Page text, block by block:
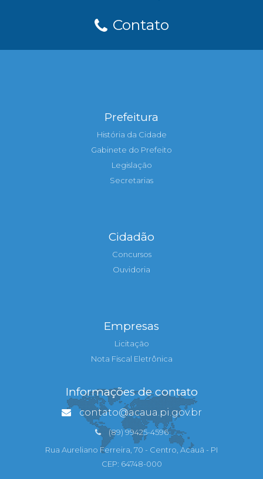
Contato
Prefeitura
História da Cidade
Gabinete do Prefeito
Legislação
Secretarias
Cidadão
Concursos
Ouvidoria
Empresas
Licitação
Nota Fiscal Eletrônica
Informações de contato
contato@acaua.pi.gov.br
(89) 99425-4596
Rua Aureliano Ferreira, 70 - Centro, Acauã - PI
CEP: 64748-000